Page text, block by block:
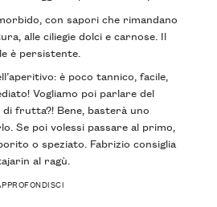
con sapori che rimandano
alle ciliegie dolci e carnose. Il
è persistente.
è poco tannico, facile,
Vogliamo poi parlare del
frutta?! Bene, basterà uno
Se poi volessi passare al primo,
o speziato. Fabrizio consiglia
al ragù.